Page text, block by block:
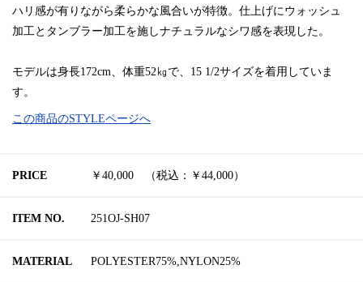
ハリ感が有りながら柔らかな風合いが特徴。仕上げにウォッシュ
加工とタンブラー加工を施しナチュラルなシワ感を表現した。
モデルは身長172cm、体重52㎏で、15 1/2サイズを着用していま
す。
この商品のSTYLEページへ
PRICE ￥40,000 （税込：￥44,000）
ITEM NO. 251OJ-SH07
MATERIAL POLYESTER75%,NYLON25%